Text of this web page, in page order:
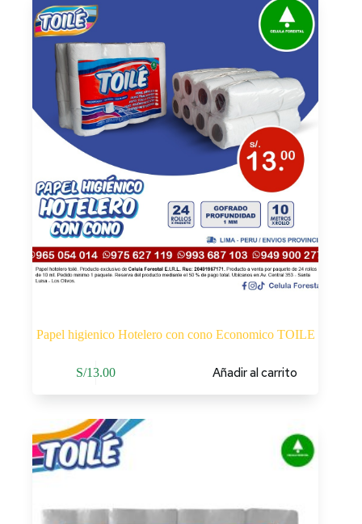
Papel higienico Hotelero con cono Economico TOILE
S/13.00 Añadir al carrito